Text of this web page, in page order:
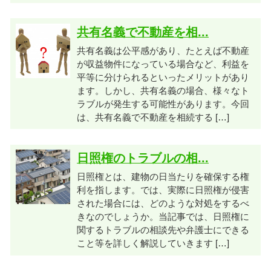
共有名義で不動産を相...
共有名義は公平感があり、たとえば不動産
が収益物件になっている場合など、利益を
平等に分けられるといったメリットがあり
ます。しかし、共有名義の場合、様々なト
ラブルが発生する可能性があります。今回
は、共有名義で不動産を相続する […]
日照権のトラブルの相...
日照権とは、建物の日当たりを確保する権
利を指します。では、実際に日照権が侵害
された場合には、どのような対処をするべ
きなのでしょうか。当記事では、日照権に
関するトラブルの相談先や弁護士にできる
こと等を詳しく解説していきます […]